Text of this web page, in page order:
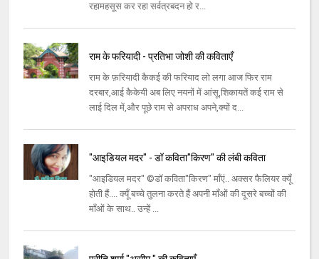
रहामहसूस कर रहा सर्वत्रबदन हो र...
राम के फरियादी - प्रतिभा जोशी की कविताएँ
राम के फ़रियादी कैकई की फरियाद लो लगा आज फिर राम
दरबार,आई कैकेयी अब लिए नयनों में आंसू,शिकायतें कई राम से
लाई दिल में,और पूछे राम से अपराध अपने,क्यों द...
"आइडियल मदर" - डॉ कविता"किरण" की लंबी कविता
"आइडियल मदर" ©डॉ कविता"किरण" माँएं.. अक्सर फैलियर क्यूँ
होती हैं.... क्यूँ बच्चे तुलना करते हैं अपनी माँओं की दूसरे बच्चों की
माँओं के साथ.. उन्हें ...